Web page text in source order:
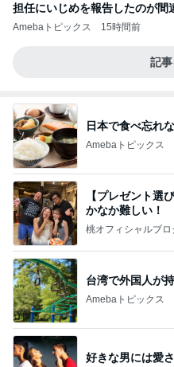
担任にいじめを報告したのが間
Amebaトピックス 15時間前
記
日本で食べ忘れ
Amebaトピックス
【プレゼント選
かなか難しい！
桃オフィシャルブ
台湾で外国人が
Amebaトピックス
好きな男には愛